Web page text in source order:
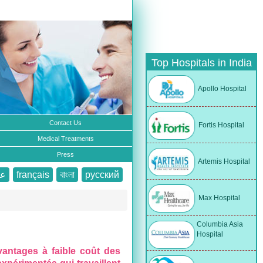
Top Hospitals in India
Apollo Hospital
Fortis Hospital
Artemis Hospital
Max Hospital
Columbia Asia
Hospital
Contact Us
Medical Treatments
Press
français বাংলা русский
à faible coût des